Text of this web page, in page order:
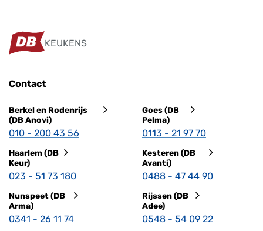
KEUKENS
Contact
Berkel en Rodenrijs
(DB Anovi)
010 - 200 43 56
Goes (DB
Pelma)
0113 - 21 97 70
Haarlem (DB
Keur)
023 - 51 73 180
Kesteren (DB
Avanti)
0488 - 47 44 90
Nunspeet (DB
Arma)
0341 - 26 11 74
Rijssen (DB
Adee)
0548 - 54 09 22